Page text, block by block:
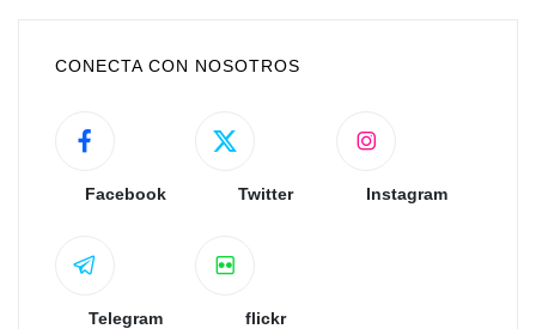
CONECTA CON NOSOTROS
Facebook Twitter Instagram
Telegram flickr